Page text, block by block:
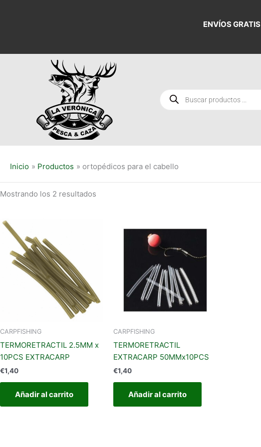
ENVÍOS GRATIS
Búsqueda
de
productos
Inicio Productos ortopédicos para el cabello
Mostrando los 2 resultados
CARPFISHING
TERMORETRACTIL 2.5MM x
10PCS EXTRACARP
€1,40
Añadir al carrito
CARPFISHING
TERMORETRACTIL
EXTRACARP 50MMx10PCS
€1,40
Añadir al carrito